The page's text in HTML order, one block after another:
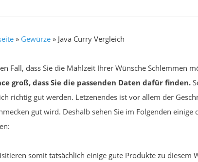
» Gewürze » Java Curry Vergleich
Fall, dass Sie die Mahlzeit Ihrer Wünsche Schlemmen
groß, dass Sie die passenden Daten dafür finden.
richtig gut werden. Letzenendes ist vor allem der
gut wird. Deshalb sehen Sie im Folgenden
somit tatsächlich einige gute Produkte zu